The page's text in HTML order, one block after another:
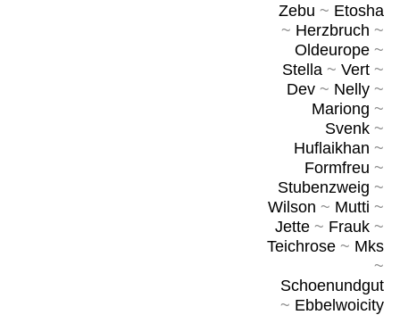
Zebu ~ Etosha
~ Herzbruch ~
Oldeurope~
Stella~ Vert~
Dev~ Nelly~
Mariong ~
Svenk~
Huflaikhan ~
Formfreu ~
Stubenzweig ~
Wilson ~ Mutti ~
Jette~ Frauk~
Teichrose~ Mks
~
Schoenundgut
~ Ebbelwoicity